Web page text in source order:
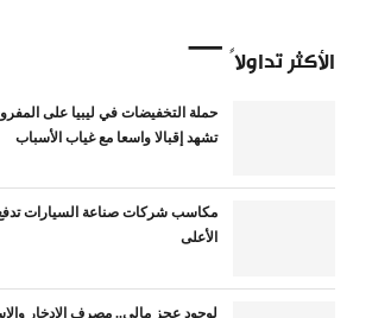
الأكثر تداولاً
حملة التخفيضات في ليبيا على
تشهد إقبالا واسعا مع غياب الأسباب
مكاسب شركات صناعة السيارات تدفع
الأعلى
لوجود عجز مالي.. مصرف الإدخار